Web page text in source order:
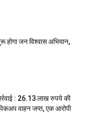
जन विश्वास अभियान,
: 26.13 लाख रुपये की
वाहन जप्त, एक आरोपी